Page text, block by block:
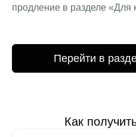
продление в разделе «Для
Перейти в
Как